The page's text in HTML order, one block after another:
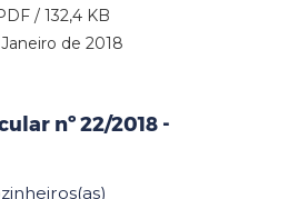
/ 132,4 KB
de 2018
nº 22/2018 -